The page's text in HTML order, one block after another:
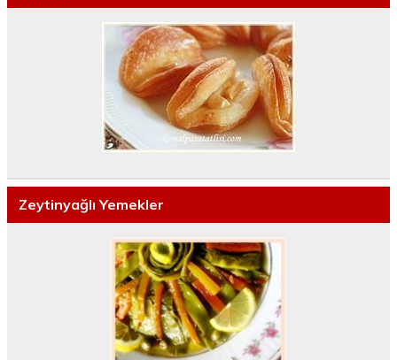
Zeytinyağlı Yemekler